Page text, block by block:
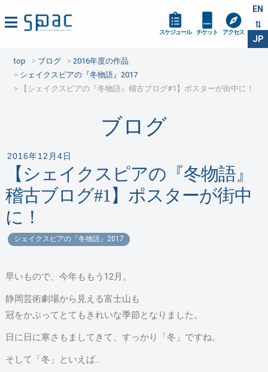
EN
JP
スケジュール チケット アクセス
top ブログ
2016年度の作品
シェイクスピアの『冬物語』2017
【シェイクスピアの『冬物語』稽古ブログ#1】ポスターが街中に！
ブログ
2016年12月4日
【シェイクスピアの『冬物語』
稽古ブログ#1】ポスターが街中
に！
シェイクスピアの『冬物語』2017
早いもので、今年ももう12月。
静岡芸術劇場から見える富士山も
冠をかぶってとてもきれいな季節となりました。
日に日に寒さもましてきて、すっかり「冬」ですね。
そして「冬」といえば…